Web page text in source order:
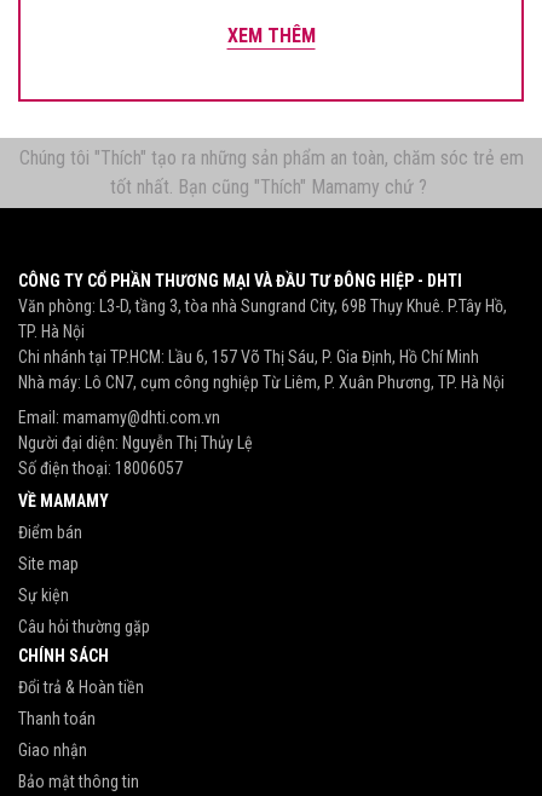
XEM THÊM
Chúng tôi "Thích" tạo ra những sản phẩm an toàn, chăm sóc trẻ em
tốt nhất. Bạn cũng "Thích" Mamamy chứ ?
CÔNG TY CỔ PHẦN THƯƠNG MẠI VÀ ĐẦU TƯ ĐÔNG HIỆP - DHTI
Văn phòng: L3-D, tầng 3, tòa nhà Sungrand City, 69B Thụy Khuê. P.Tây Hồ,
TP. Hà Nội
Chi nhánh tại TP.HCM: Lầu 6, 157 Võ Thị Sáu, P. Gia Định, Hồ Chí Minh
Nhà máy: Lô CN7, cụm công nghiệp Từ Liêm, P. Xuân Phương, TP. Hà Nội
Email: mamamy@dhti.com.vn
Người đại diện: Nguyễn Thị Thủy Lệ
Số điện thoại: 18006057
VỀ MAMAMY
Điểm bán
Site map
Sự kiện
Câu hỏi thường gặp
CHÍNH SÁCH
Đổi trả & Hoàn tiền
Thanh toán
Giao nhận
Bảo mật thông tin